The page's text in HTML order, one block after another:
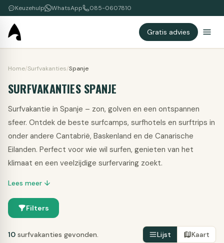
Keuzehulp WhatsApp 085-0607810
Gratis advies
Home/Surfvakanties/Spanje
SURFVAKANTIES SPANJE
Surfvakantie in Spanje – zon, golven en een ontspannen
sfeer. Ontdek de beste surfcamps, surfhotels en surftrips in
onder andere Cantabrië, Baskenland en de Canarische
Eilanden. Perfect voor wie wil surfen, genieten van het
klimaat en een veelzijdige surfervaring zoekt.
Lees meer ↓
Filters
10 surfvakanties gevonden. Lijst Kaart